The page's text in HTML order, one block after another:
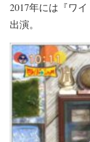
2017年には『ワ
出演。